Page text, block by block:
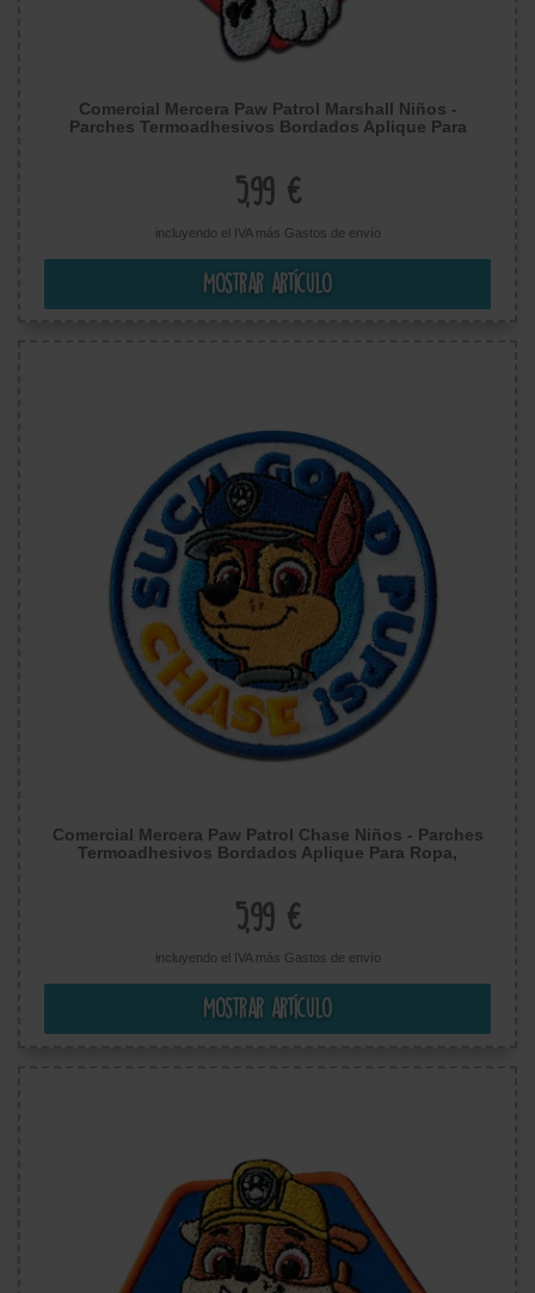
Comercial Mercera Paw Patrol Marshall Niños -
Parches Termoadhesivos Bordados Aplique Para
5,99 €
incluyendo el IVA más Gastos de envío
Mostrar artículo
Comercial Mercera Paw Patrol Chase Niños - Parches
Termoadhesivos Bordados Aplique Para Ropa,
5,99 €
incluyendo el IVA más Gastos de envío
Mostrar artículo